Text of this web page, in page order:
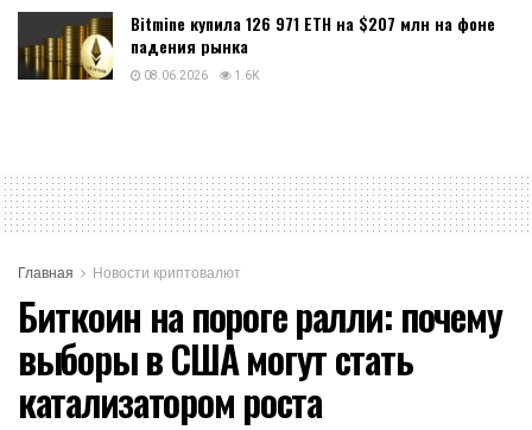
Bitmine купила 126 971 ETH на $207 млн на фоне
падения рынка
08.06.2026 1.6K
Главная Новости криптовалют
Биткоин на пороге ралли: почему
выборы в США могут стать
катализатором роста